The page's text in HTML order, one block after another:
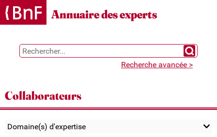
Gestion des cookies
Annuaire des experts
Chercher
Recherche avancée >
Collaborateurs
Domaine(s) d'expertise